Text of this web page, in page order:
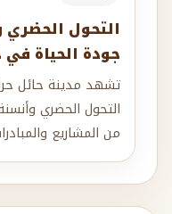
التحول الحضري
جودة الحياة في
تشهد مدينة حائل
التحول الحضري
من المشاريع